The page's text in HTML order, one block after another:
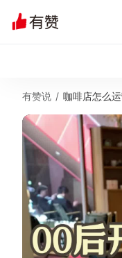
私域日历
有赞说案例拆解
有赞成功案例
面对面聊增长
有赞说 / 咖啡店怎么